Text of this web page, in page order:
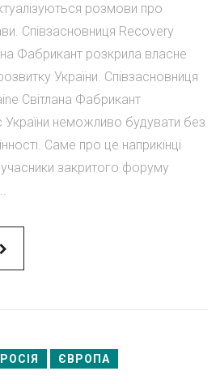
розмови про
Співзасновниця Recovery
Фабрикант розкрила власне
України. Співзасновниця
Світлана Фабрикант
України неможливо будувати без
Саме про це наприкінці
закритого форуму
РОСІЯ ЄВРОПА